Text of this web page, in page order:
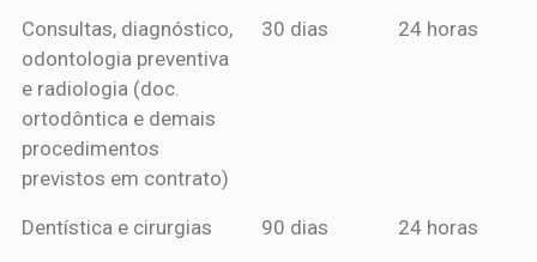
mensal*
de crédito
Consultas, diagnóstico,
odontologia preventiva
e radiologia (doc.
ortodôntica e demais
procedimentos
previstos em contrato)
30 dias 24 horas
Dentística e cirurgias 90 dias 24 horas